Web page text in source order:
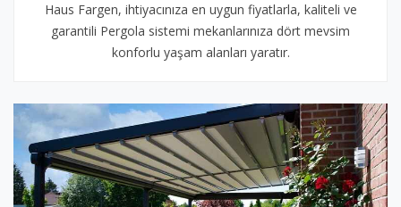
Haus Fargen, ihtiyacınıza en uygun fiyatlarla, kaliteli ve
garantili Pergola sistemi mekanlarınıza dört mevsim
konforlu yaşam alanları yaratır.